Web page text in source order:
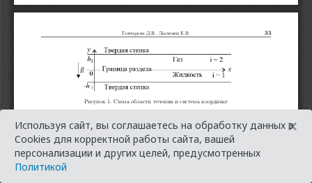
Используя сайт, вы соглашаетесь на обработку данных в
Cookies для корректной работы сайта, вашей
персонализации и других целей, предусмотренных
Политикой
×